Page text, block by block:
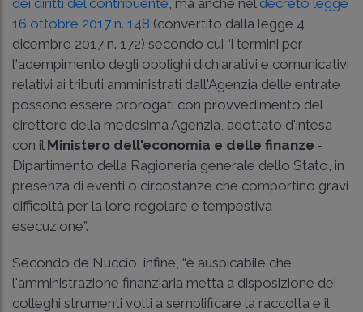
16 ottobre 2017 n. 148 (convertito dalla legge 4
dicembre 2017 n. 172) secondo cui “i termini per
l'adempimento degli obblighi dichiarativi e comunicativi
relativi ai tributi amministrati dall'Agenzia delle entrate
possono essere prorogati con provvedimento del
direttore della medesima Agenzia, adottato d'intesa
con il Ministero dell'economia e delle finanze -
Dipartimento della Ragioneria generale dello Stato, in
presenza di eventi o circostanze che comportino gravi
difficoltà per la loro regolare e tempestiva
esecuzione”.
Secondo de Nuccio, infine, “è auspicabile che
l'amministrazione finanziaria metta a disposizione dei
colleghi strumenti volti a semplificare la raccolta e il